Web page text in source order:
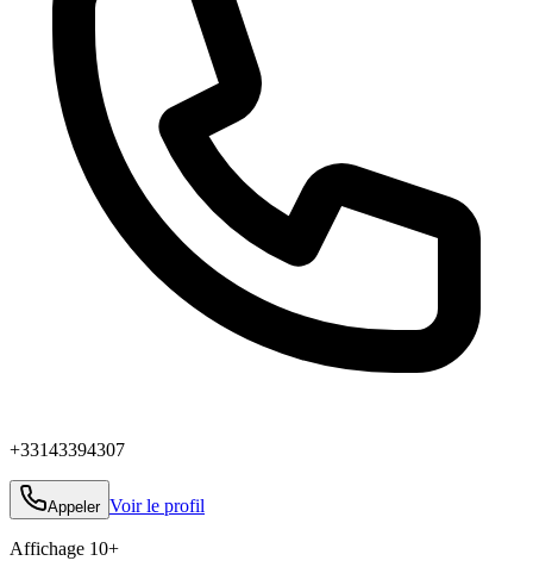
+33143394307
Appeler Voir le profil
Affichage 10+